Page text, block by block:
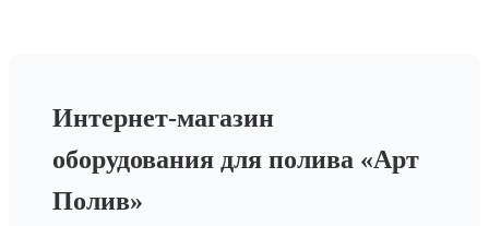
Интернет-магазин
оборудования для полива «Арт
Полив»